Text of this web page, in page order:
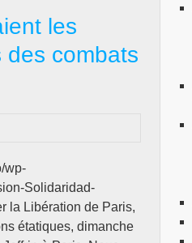
les
des combats
wp-
Solidaridad-
la Libération de Paris,
étatiques, dimanche